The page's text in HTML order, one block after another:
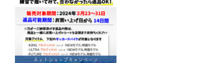
ネットショップキャンペーン